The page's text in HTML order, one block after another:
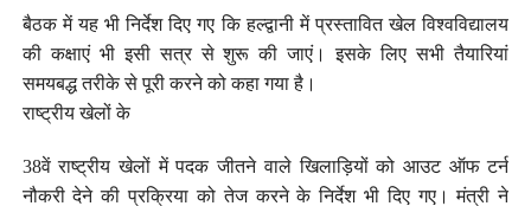
बैठक में यह भी निर्देश दिए गए कि हल्द्वानी में प्रस्तावित खेल विश्वविद्यालय
की कक्षाएं भी इसी सत्र से शुरू की जाएं। इसके लिए सभी तैयारियां
समयबद्ध तरीके से पूरी करने को कहा गया है।
राष्ट्रीय खेलों के
38वें राष्ट्रीय खेलों में पदक जीतने वाले खिलाड़ियों को आउट ऑफ टर्न
नौकरी देने की प्रक्रिया को तेज करने के निर्देश भी दिए गए। मंत्री ने